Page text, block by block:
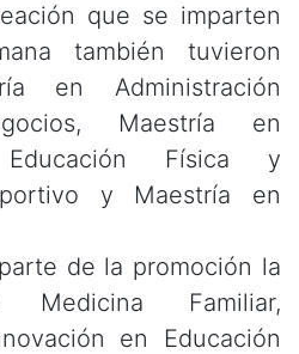
que se imparten
también tuvieron
en Administración
Maestría en
Física y
y Maestría en
de la promoción la
Medicina Familiar,
en Educación